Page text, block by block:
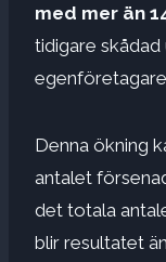
med mer än
tidigare
Denna ökning
antalet
det totala
blir resultatet